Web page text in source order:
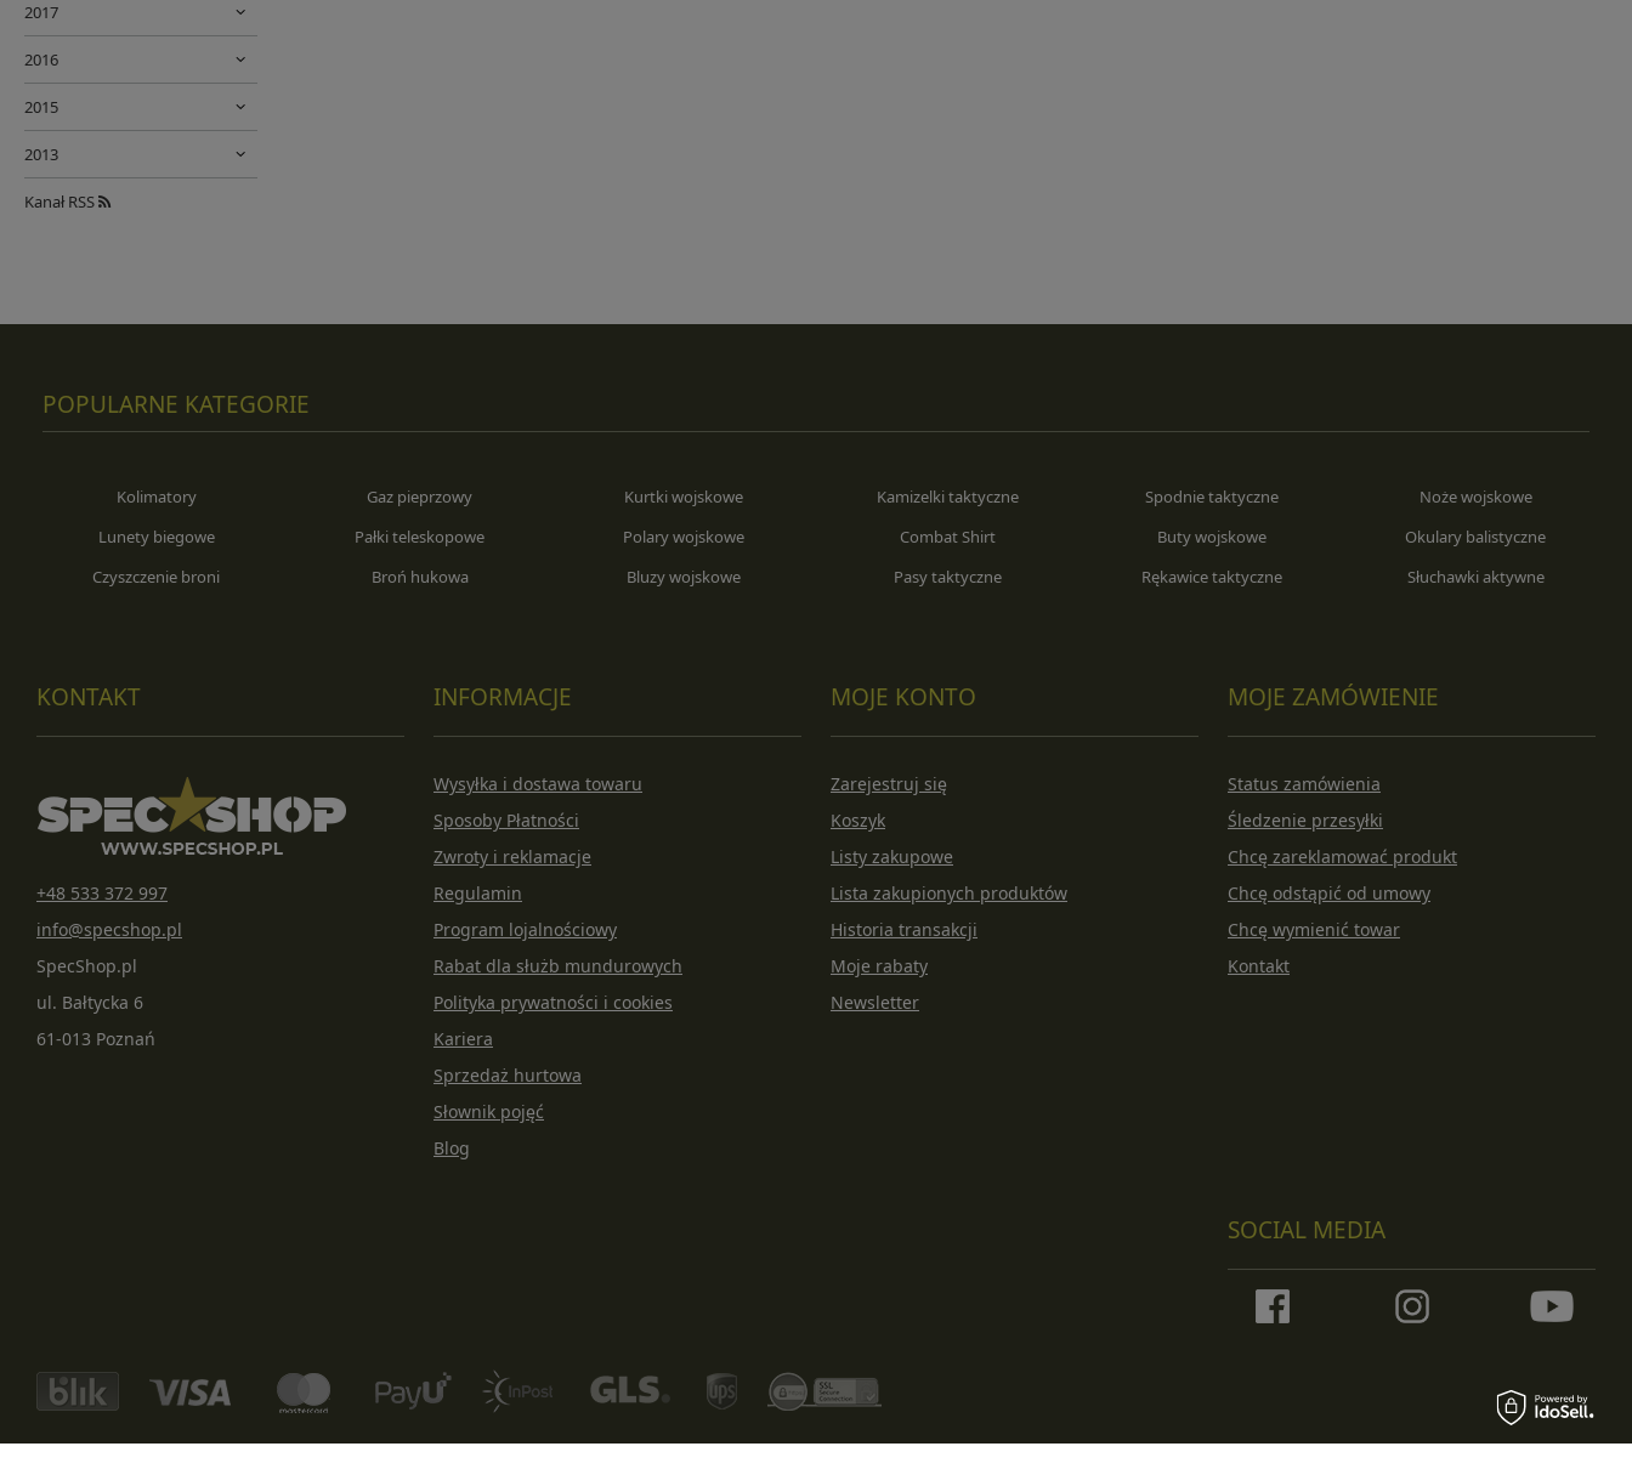
2017
2016
2015
2013
Kanał RSS
POPULARNE KATEGORIE
Kolimatory
Lunety biegowe
Czyszczenie broni
Gaz pieprzowy
Pałki teleskopowe
Broń hukowa
Kurtki wojskowe
Polary wojskowe
Bluzy wojskowe
Kamizelki taktyczne
Combat Shirt
Pasy taktyczne
Spodnie taktyczne
Buty wojskowe
Rękawice taktyczne
Noże wojskowe
Okulary balistyczne
Słuchawki aktywne
MOJE ZAMÓWIENIE
Status zamówienia
Śledzenie przesyłki
Chcę zareklamować produkt
Chcę odstąpić od umowy
Chcę wymienić towar
Kontakt
MOJE KONTO
Zarejestruj się
Koszyk
Listy zakupowe
Lista zakupionych produktów
Historia transakcji
Moje rabaty
Newsletter
KONTAKT
+48 533 372 997
info@specshop.pl
SpecShop.pl
ul. Bałtycka 6
61-013 Poznań
INFORMACJE
Wysyłka i dostawa towaru
Sposoby Płatności
Zwroty i reklamacje
Regulamin
Program lojalnościowy
Rabat dla służb mundurowych
Polityka prywatności i cookies
Kariera
Sprzedaż hurtowa
Słownik pojęć
Blog
SOCIAL MEDIA